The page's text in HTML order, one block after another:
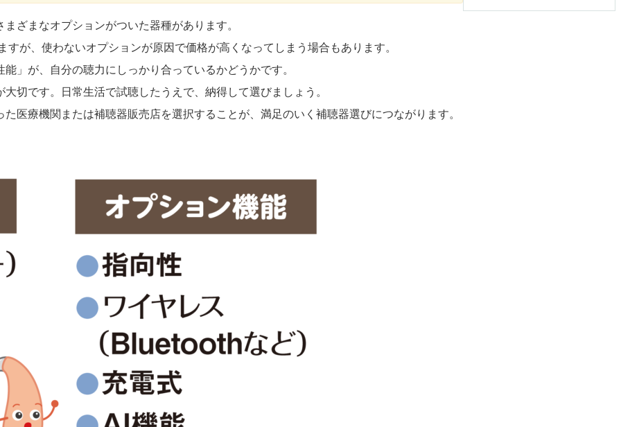
ざまなオプションがついた器種があります。
が、使わないオプションが原因で価格が高くなってしまう場合もあります。
」が、自分の聴力にしっかり合っているかどうかです。
切です。日常生活で試聴したうえで、納得して選びましょう。
医療機関または補聴器販売店を選択することが、満足のいく補聴器選びにつながります。